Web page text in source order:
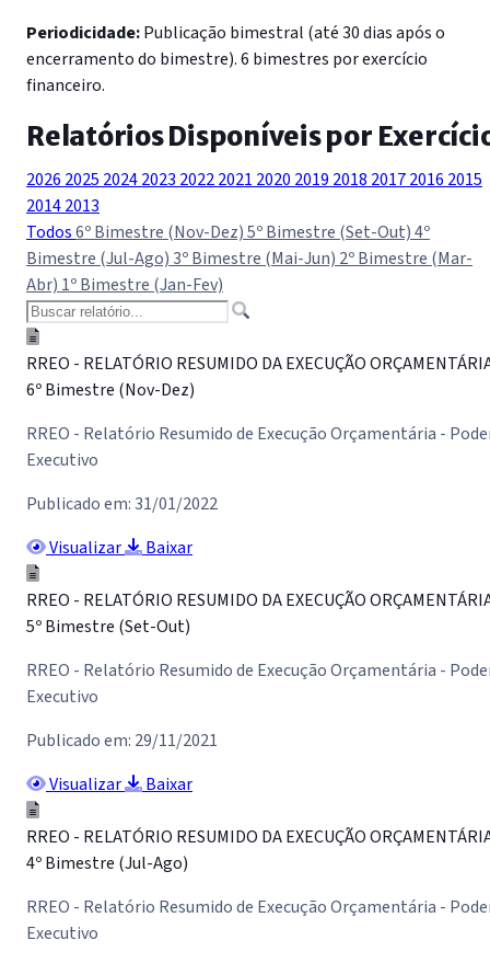
Periodicidade:Publicação bimestral (até 30 dias após o
encerramento do bimestre). 6 bimestres por exercício
financeiro.
Relatórios Disponíveis por
2026 2025 20242023 20222021 2020 2019 2018 20172016 2015
20142013
Todos6º Bimestre (Nov-Dez)5º Bimestre (Set-Out)4º
Bimestre (Jul-Ago)3º Bimestre (Mai-Jun) 2º Bimestre (Mar-
Abr) 1º Bimestre (Jan-Fev)
RREO - RELATÓRIO RESUMIDO DA EXECUÇÃO
6º Bimestre (Nov-Dez)
RREO - Relatório Resumido de Execução Orçamentária -
Executivo
Publicado em: 31/01/2022
Visualizar
Baixar
RREO - RELATÓRIO RESUMIDO DA EXECUÇÃO
5º Bimestre (Set-Out)
RREO - Relatório Resumido de Execução Orçamentária -
Executivo
Publicado em: 29/11/2021
Visualizar
Baixar
RREO - RELATÓRIO RESUMIDO DA EXECUÇÃO
4º Bimestre (Jul-Ago)
RREO - Relatório Resumido de Execução Orçamentária -
Executivo